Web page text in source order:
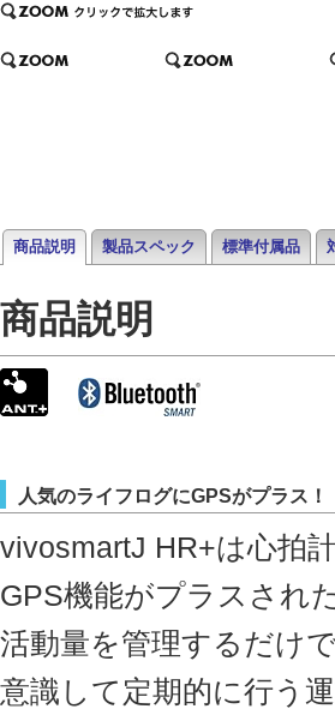
商品説明 製品スペック 標準付属品
商品説明
人気のライフログにGPSがプラス！
vivosmartJ HR+は心拍
GPS機能がプラスされ
活動量を管理するだけ
意識して定期的に行う